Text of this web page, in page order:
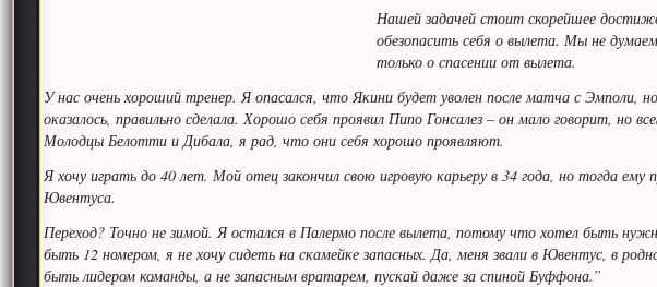
Нашей задачей стоит скорейшее
обезопасить себя о вылета. Мы не
только о спасении от вылета.
У нас очень хороший тренер. Я опасался, что Якини будет уволен после матча с Эмполи,
оказалось, правильно сделала. Хорошо себя проявил Пипо Гонсалез – он мало говорит, но
Молодцы Белотти и Дибала, я рад, что они себя хорошо проявляют.
Я хочу играть до 40 лет. Мой отец закончил свою игровую карьеру в 34 года, но тогда
Ювентуса.
Переход? Точно не зимой. Я остался в Палермо после вылета, потому что хотел быть
быть 12 номером, я не хочу сидеть на скамейке запасных. Да, меня звали в Ювентус, в
быть лидером команды, а не запасным вратарем, пускай даже за спиной Буффона.”